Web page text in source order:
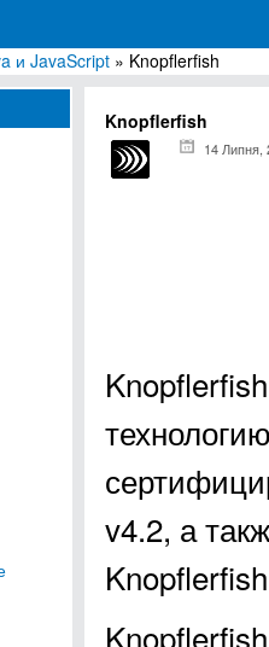
программ для Windows
и JavaScript » Knopflerfish
Knopflerfish
14 Липня,
v4.2, а